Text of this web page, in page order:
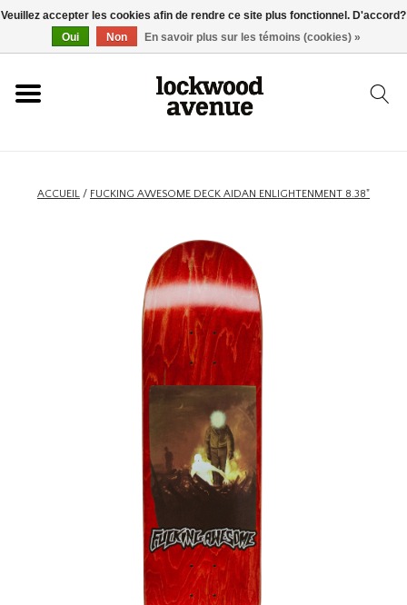
ACCUEIL
NOUVEAU
ACCUEIL / FUCKING AWESOME DECK AIDAN ENLIGHTENMENT 8.38"
Veuillez accepter les cookies afin de rendre ce site plus fonctionnel. D'accord?
Oui
Non En savoir plus sur les témoins (cookies) »